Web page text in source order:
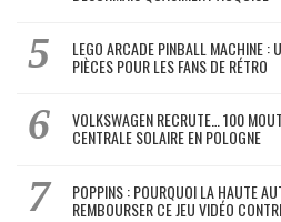
LEGO ARCADE PINBALL MACHINE :
PIÈCES POUR LES FANS DE RÉTRO
VOLKSWAGEN RECRUTE… 100
CENTRALE SOLAIRE EN POLOGNE
POPPINS : POURQUOI LA HAUTE
REMBOURSER CE JEU VIDÉO